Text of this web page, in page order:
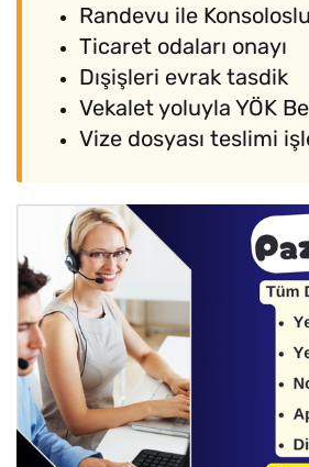
Randevu ile
Ticaret odaları onayı
Dışişleri evrak tasdik
Vekalet yoluyla YÖK
Vize dosyası teslimi